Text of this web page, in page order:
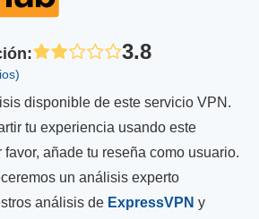
: 3.8
disponible de este servicio VPN.
tu experiencia usando este
añade tu reseña como usuario.
un análisis experto
análisis de ExpressVPN y